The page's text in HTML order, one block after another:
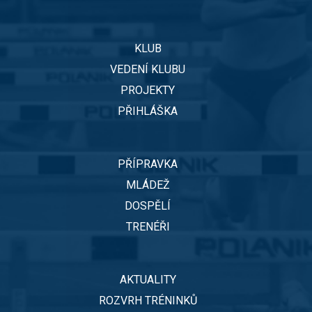
KLUB
VEDENÍ KLUBU
PROJEKTY
PŘIHLÁŠKA
PŘÍPRAVKA
MLÁDEŽ
DOSPĚLÍ
TRENÉŘI
AKTUALITY
ROZVRH TRÉNINKŮ